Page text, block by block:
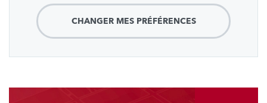
CHANGER MES PRÉFÉRENCES